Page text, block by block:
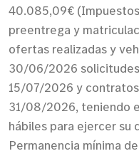
40.085,09€
preentrega y
ofertas realizadas y
30/06/2026
15/07/2026 y
31/08/2026, teniendo
hábiles para ejercer
Permanencia mínima